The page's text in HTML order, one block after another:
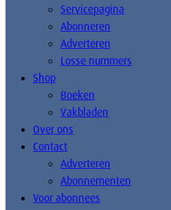
Servicepagina
Abonneren
Adverteren
Losse nummers
Shop
Boeken
Vakbladen
Over ons
Contact
Adverteren
Abonnementen
Voor abonnees